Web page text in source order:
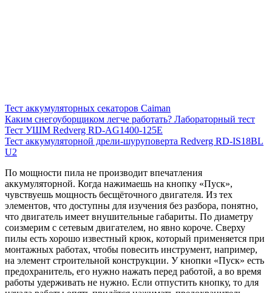
Тест аккумуляторных секаторов Caiman
Каким снегоуборщиком легче работать? Лабораторный тест
Тест УШМ Redverg RD-AG1400-125E
Тест аккумуляторной дрели-шуруповерта Redverg RD-IS18BL
U2
По мощности пила не производит впечатления
аккумуляторной. Когда нажимаешь на кнопку «Пуск»,
чувствуешь мощность бесщёточного двигателя. Из тех
элементов, что доступны для изучения без разбора, понятно,
что двигатель имеет внушительные габариты. По диаметру
соизмерим с сетевым двигателем, но явно короче. Сверху
пилы есть хорошо известный крюк, который применяется при
монтажных работах, чтобы повесить инструмент, например,
на элемент строительной конструкции. У кнопки «Пуск» есть
предохранитель, его нужно нажать перед работой, а во время
работы удерживать не нужно. Если отпустить кнопку, то для